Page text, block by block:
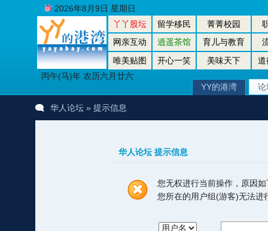
丫丫股坛 留学移民 菁菁校园
网亲互动
逍遥茶馆 育儿与教育
唯美贴图
开心一笑 美味天下
道
丙午(马)年 农历六月廿六
2026年8月9日 星期日
YY的港湾 论
华人论坛» 提示信息
华人论坛 提示信息
您无权进行当前操作，原因如
您所在的用户组(游客)无法进